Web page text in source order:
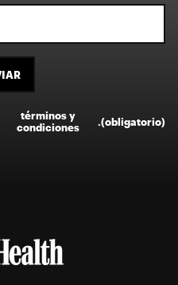
términos y
condiciones
(obligatorio)